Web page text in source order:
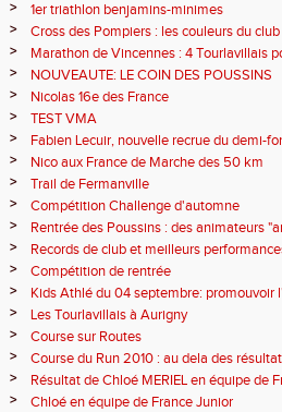
>
1er triathlon benjamins-minimes
>
Cross des Pompiers : les couleurs du
>
Marathon de Vincennes : 4 Tourlavillais
>
NOUVEAUTE: LE COIN DES POUSSINS
>
Nicolas 16e des France
>
TEST VMA
>
Fabien Lecuir, nouvelle recrue du demi-
>
Nico aux France de Marche des 50 km
>
Trail de Fermanville
>
Compétition Challenge d'automne
>
Rentrée des Poussins : des animateurs
nouveaux.
>
Records de club et meilleurs
>
Compétition de rentrée
>
Kids Athlé du 04 septembre: promouvoir
journée des Associations
>
Les Tourlavillais à Aurigny
>
Course sur Routes
>
Course du Run 2010 : au dela des
populaire
>
Résultat de Chloé MERIEL en équipe de
>
Chloé en équipe de France Junior